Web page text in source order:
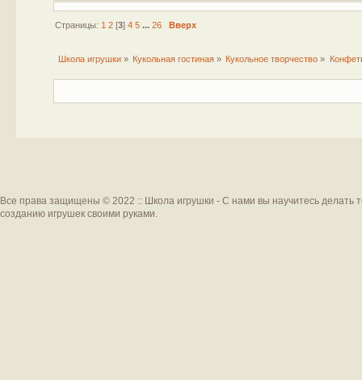
Страницы: 1 2[3] 4 5 ... 26 Вверх
Школа игрушки» Кукольная гостиная » Кукольное творчество »
Все права защищены © 2022 :: Школа игрушки - С нами вы научитесь делать
созданию игрушек своими руками.